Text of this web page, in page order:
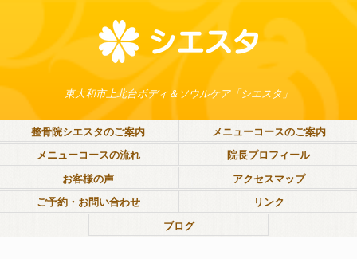
東大和市上北台ボディ＆ソウルケア「シエスタ」
整骨院シエスタのご案内
メニューコースのご案内
メニューコースの流れ
院長プロフィール
お客様の声
アクセスマップ
ご予約・お問い合わせ
リンク
ブログ